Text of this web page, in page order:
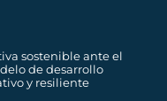
sostenible ante el
de desarrollo
y resiliente